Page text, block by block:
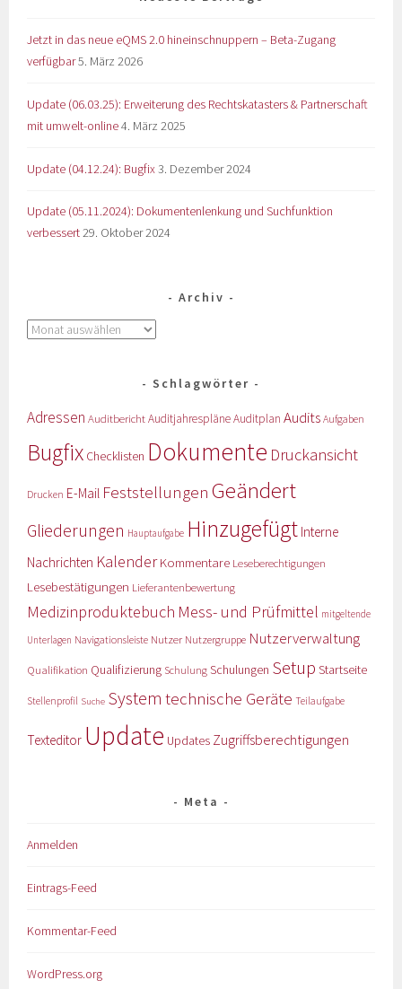
Jetzt in das neue eQMS 2.0 hineinschnuppern – Beta-Zugang
verfügbar5. März 2026
Update (06.03.25): Erweiterung des Rechtskatasters & Partnerschaft
mit umwelt-online4. März 2025
Update (04.12.24): Bugfix 3. Dezember 2024
Update (05.11.2024): Dokumentenlenkung und Suchfunktion
verbessert29. Oktober 2024
Archiv
Schlagwörter
Adressen AuditberichtAuditjahrespläneAuditplan Audits Aufgaben
Bugfix Checklisten Dokumente Druckansicht
Drucken E-Mail Feststellungen Geändert
Gliederungen Hauptaufgabe Hinzugefügt Interne
Nachrichten KalenderKommentare Leseberechtigungen
Lesebestätigungen Lieferantenbewertung
Medizinproduktebuch Mess- und Prüfmittel mitgeltende
Unterlagen Navigationsleiste Nutzer Nutzergruppe Nutzerverwaltung
Qualifikation Qualifizierung Schulung Schulungen Setup Startseite
Stellenprofil Suche System technische Geräte Teilaufgabe
Texteditor Update Updates Zugriffsberechtigungen
Meta
Anmelden
Eintrags-Feed
Kommentar-Feed
WordPress.org